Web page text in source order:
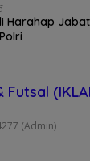
Harahap
(Admin)